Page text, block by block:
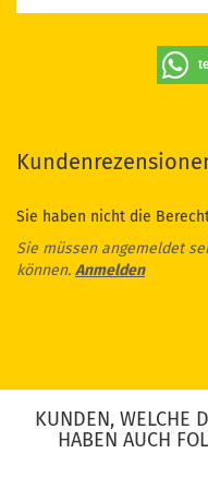
Sie haben nicht die
Sie müssen angemeldet
können. Anmelden
KUNDEN, WELCHE
HABEN AUCH